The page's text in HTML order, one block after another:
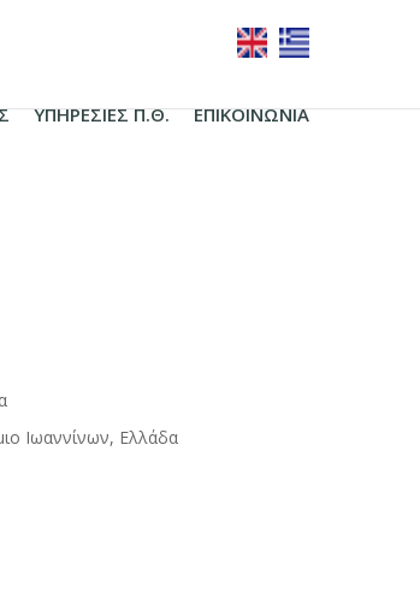
ΥΠΗΡΕΣΊΕΣ Π.Θ. ΕΠΙΚΟΙΝΩΝΙΑ
Ιωαννίνων, Ελλάδα